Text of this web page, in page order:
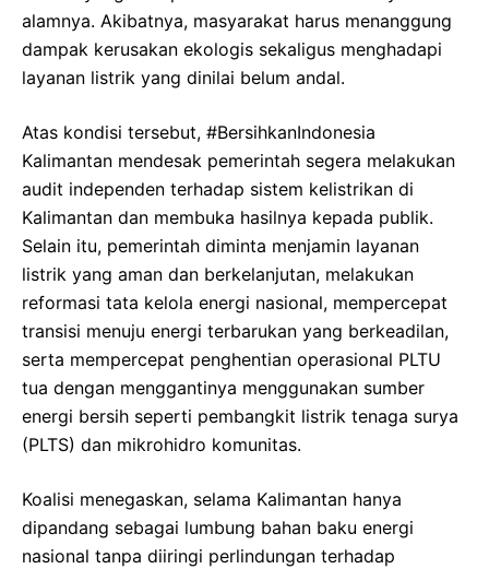
alamnya. Akibatnya, masyarakat harus menanggung
dampak kerusakan ekologis sekaligus menghadapi
layanan listrik yang dinilai belum andal.
Atas kondisi tersebut, #BersihkanIndonesia
Kalimantan mendesak pemerintah segera melakukan
audit independen terhadap sistem kelistrikan di
Kalimantan dan membuka hasilnya kepada publik.
Selain itu, pemerintah diminta menjamin layanan
listrik yang aman dan berkelanjutan, melakukan
reformasi tata kelola energi nasional, mempercepat
transisi menuju energi terbarukan yang berkeadilan,
serta mempercepat penghentian operasional PLTU
tua dengan menggantinya menggunakan sumber
energi bersih seperti pembangkit listrik tenaga surya
(PLTS) dan mikrohidro komunitas.
Koalisi menegaskan, selama Kalimantan hanya
dipandang sebagai lumbung bahan baku energi
nasional tanpa diiringi perlindungan terhadap